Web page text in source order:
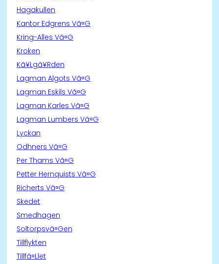
Hagakullen
Kantor Edgrens Vã¤G
Kring-Alles Vã¤G
Kroken
Kã¥Lgã¥Rden
Lagman Algots Vã¤G
Lagman Eskils Vã¤G
Lagman Karles Vã¤G
Lagman Lumbers Vã¤G
Lyckan
Odhners Vã¤G
Per Thams Vã¤G
Petter Hernquists Vã¤G
Richerts Vã¤G
Skedet
Smedhagen
Soltorpsvã¤Gen
Tillflykten
Tillfã¤Llet